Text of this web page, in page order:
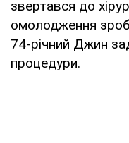
звертався до
омолодження
74-річний Джин
процедури.